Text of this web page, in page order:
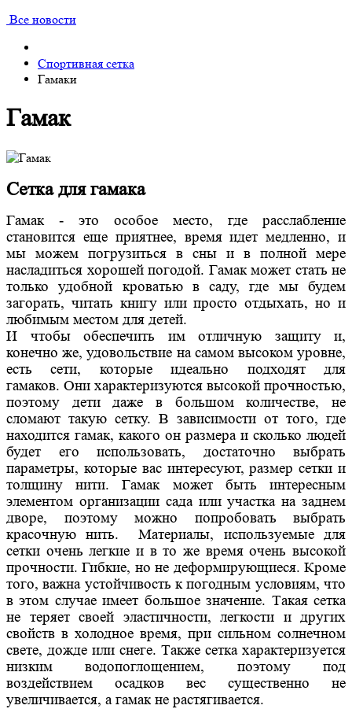
Все новости
Спортивная сетка
Гамаки
Гамак
Сетка для гамака
Гамак - это особое место, где расслабление
становится еще приятнее, время идет медленно, и
мы можем погрузиться в сны и в полной мере
насладиться хорошей погодой. Гамак может стать не
только удобной кроватью в саду, где мы будем
загорать, читать книгу или просто отдыхать, но и
любимым местом для детей.
И чтобы обеспечить им отличную защиту и,
конечно же, удовольствие на самом высоком уровне,
есть сети, которые идеально подходят для
гамаков. Они характеризуются высокой прочностью,
поэтому дети даже в большом количестве, не
сломают такую ​​сетку. В зависимости от того, где
находится гамак, какого он размера и сколько людей
будет его использовать, достаточно выбрать
параметры, которые вас интересуют, размер сетки и
толщину нити. Гамак может быть интересным
элементом организации сада или участка на заднем
дворе, поэтому можно попробовать выбрать
красочную нить. Материалы, используемые для
сетки очень легкие и в то же время очень высокой
прочности. Гибкие, но не деформирующиеся. Кроме
того, важна устойчивость к погодным условиям, что
в этом случае имеет большое значение. Такая сетка
не теряет своей эластичности, легкости и других
свойств в холодное время, при сильном солнечном
свете, дожде или снеге. Также сетка характеризуется
низким водопоглощением, поэтому под
воздействием осадков вес существенно не
увеличивается, а гамак не растягивается.